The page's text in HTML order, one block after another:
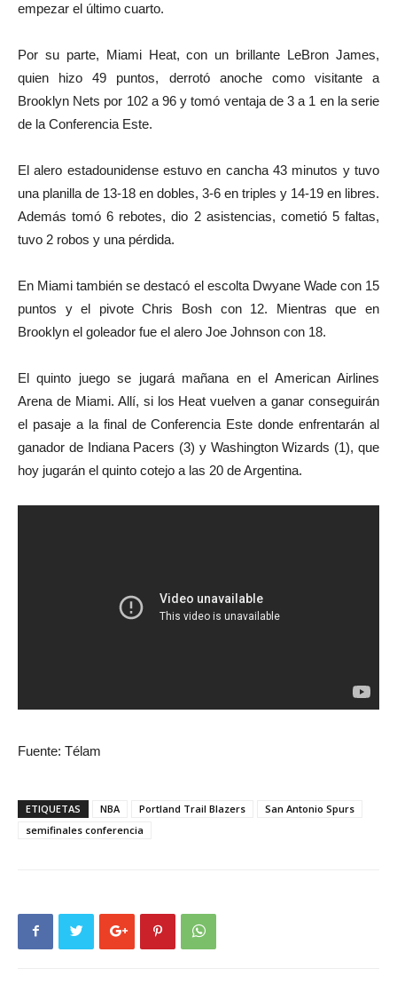
empezar el último cuarto.
Por su parte, Miami Heat, con un brillante LeBron James,
quien hizo 49 puntos, derrotó anoche como visitante a
Brooklyn Nets por 102 a 96 y tomó ventaja de 3 a 1 en la serie
de la Conferencia Este.
El alero estadounidense estuvo en cancha 43 minutos y tuvo
una planilla de 13-18 en dobles, 3-6 en triples y 14-19 en libres.
Además tomó 6 rebotes, dio 2 asistencias, cometió 5 faltas,
tuvo 2 robos y una pérdida.
En Miami también se destacó el escolta Dwyane Wade con 15
puntos y el pivote Chris Bosh con 12. Mientras que en
Brooklyn el goleador fue el alero Joe Johnson con 18.
El quinto juego se jugará mañana en el American Airlines
Arena de Miami. Allí, si los Heat vuelven a ganar conseguirán
el pasaje a la final de Conferencia Este donde enfrentarán al
ganador de Indiana Pacers (3) y Washington Wizards (1), que
hoy jugarán el quinto cotejo a las 20 de Argentina.
Fuente: Télam
ETIQUETAS NBA Portland Trail Blazers
San Antonio Spurs
semifinales conferencia